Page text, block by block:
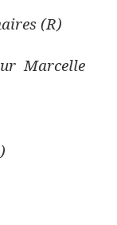
(R)
Marcelle